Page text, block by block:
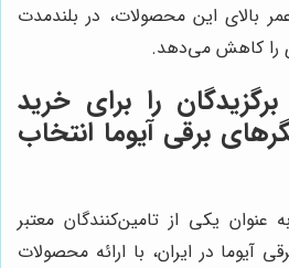
بالای این محصولات، در بلندمدت
را کاهش می‌دهد.
را برای خرید
برقی آیوما انتخاب
عنوان یکی از تامین‌کنندگان معتبر
آیوما در ایران، با ارائه محصولات